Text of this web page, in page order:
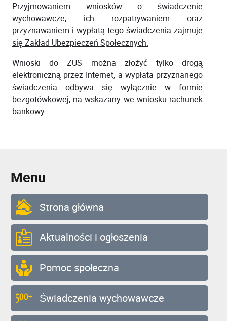
Przyjmowaniem wniosków o świadczenie
wychowawcze, ich rozpatrywaniem oraz
przyznawaniem i wypłatą tego świadczenia zajmuje
się Zakład Ubezpieczeń Społecznych.
Wnioski do ZUS można złożyć tylko drogą
elektroniczną przez Internet, a wypłata przyznanego
świadczenia odbywa się wyłącznie w formie
bezgotówkowej, na wskazany we wniosku rachunek
bankowy.
Menu
Strona główna
Aktualności i ogłoszenia
Pomoc społeczna
Świadczenia wychowawcze